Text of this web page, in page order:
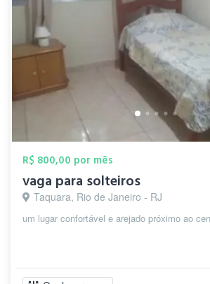
R$ 800,00 por mês
vaga para solteiros
Taquara, Rio de Janeiro - RJ
um lugar confortável e arejado próximo ao